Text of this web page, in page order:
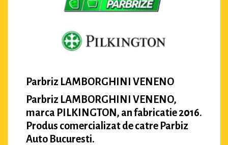
Parbriz LAMBORGHINI VENENO
Parbriz LAMBORGHINI VENENO,
marca PILKINGTON, an fabricatie 2016.
Produs comercializat de catre Parbiz
Auto Bucuresti.